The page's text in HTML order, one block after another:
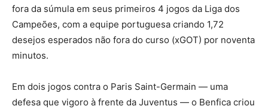
fora da súmula em seus primeiros 4 jogos da Liga dos
Campeões, com a equipe portuguesa criando 1,72
desejos esperados não fora do curso (xGOT) por noventa
minutos.
Em dois jogos contra o Paris Saint-Germain — uma
defesa que vigoro à frente da Juventus — o Benfica criou